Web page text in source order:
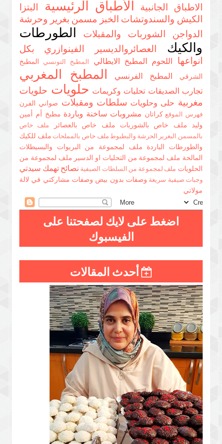
الاطباق الجانبية الأطباق الرئيسية
البتزا
الكيش والسندوتشات الخبز مسمن بغرير وحرشة
الدواجن الشوربات والمقبلات الطورطات
والكيك
العصائروالديسير الفينوازري بكل
انواعها
اللحوم المطبخ الايطالي المطبخ التونسي المطبخ
الشرقي المطبخ الفرنسي المطبخ المغربي
تجارب الصديقات تحليات وكريمات حلويات حلويات
مغربية حلى وحلويات سلطات ومقبلات صواني الفرن
فهرس الموقعكراتان مشروبات ساخنة وباردة مطبخ أم أمين
وليد ملف خاص بالشوربات ملف خاص بالعصائر
ملف خاص
بالمسمن البغرير الحرشة والبطبوط ملف خاص بالمملحات ملف للكيك
والطورطات الباردة ملف لمجموعة من البريوات والبسيطلات
المالحة ملف لمجموعة من التحليات او الدسير ملف لمجموعة من
الحلويات ملف لمجموعة من السلطات الصيفية نصائح تهمك سيدتي
وجبات صيفية سريعة وصفات بدون بيض وصفات مشاركتي في لالة
مولاتي
اضغط على لايك لصفحتنا على
الفيسبوك
أحدث المقالات